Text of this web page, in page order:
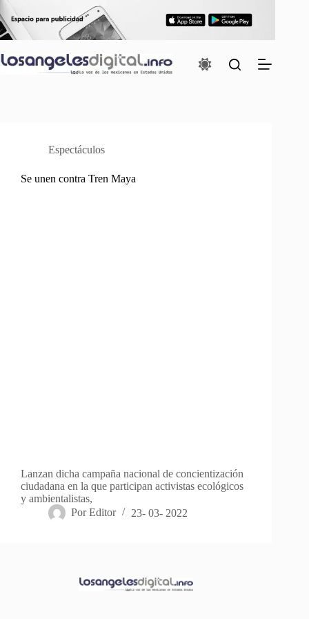
al
contenido
Espectáculos
Se unen contra Tren Maya
Lanzan dicha campaña nacional de concientización
ciudadana en la que participan activistas ecológicos
y ambientalistas,
Por Editor 23- 03- 2022